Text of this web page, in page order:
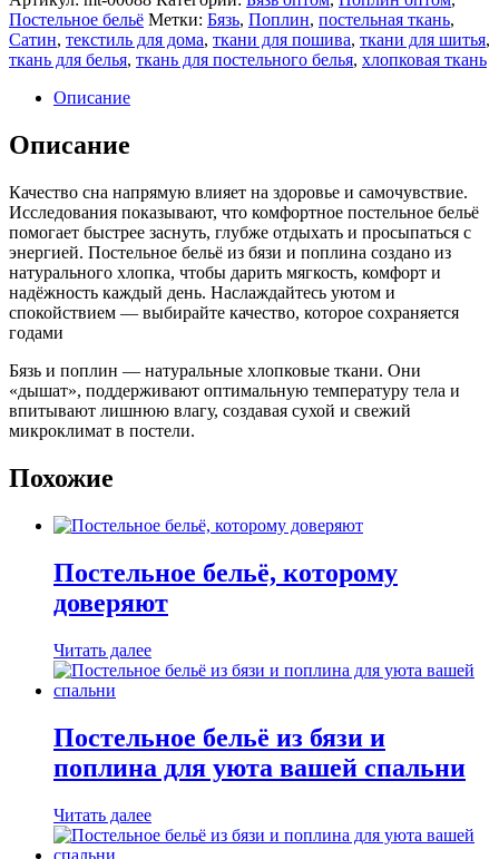
Постельное бельё Метки: Бязь, Поплин, постельная ткань,
Сатин, текстиль для дома, ткани для пошива, ткани для шитья,
ткань для белья, ткань для постельного белья, хлопковая ткань
Описание
Описание
Качество сна напрямую влияет на здоровье и самочувствие.
Исследования показывают, что комфортное постельное бельё
помогает быстрее заснуть, глубже отдыхать и просыпаться с
энергией. Постельное бельё из бязи и поплина создано из
натурального хлопка, чтобы дарить мягкость, комфорт и
надёжность каждый день. Наслаждайтесь уютом и
спокойствием — выбирайте качество, которое сохраняется
годами
Бязь и поплин — натуральные хлопковые ткани. Они
«дышат», поддерживают оптимальную температуру тела и
впитывают лишнюю влагу, создавая сухой и свежий
микроклимат в постели.
Похожие
Постельное бельё, которому
доверяют
Читать далее
Постельное бельё из бязи и
поплина для уюта вашей спальни
Читать далее